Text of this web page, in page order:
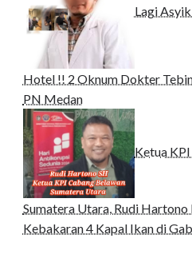
Lagi
Hotel !! 2 Oknum Dokter
PN Medan
Ketua
Sumatera Utara, Rudi
Kebakaran 4 Kapal Ikan di